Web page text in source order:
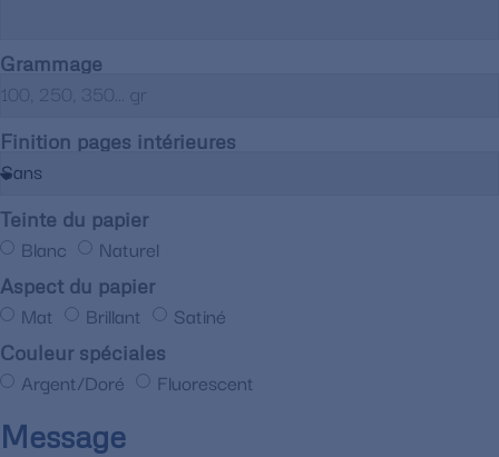
Grammage
Finition pages intérieures
Teinte du papier
Blanc Naturel
Aspect du papier
Mat Brillant Satiné
Couleur spéciales
Argent/Doré Fluorescent
Message